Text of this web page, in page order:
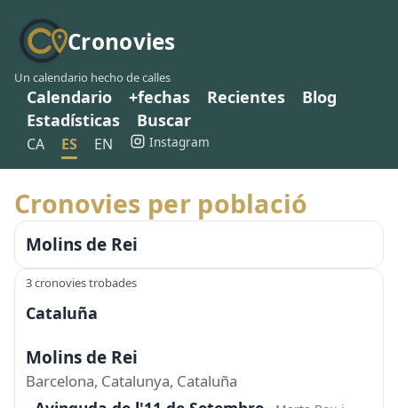
Cronovies
Un calendario hecho de calles
Calendario +fechas Recientes
Blog
Estadísticas
Buscar
CA ES EN Instagram
Cronovies per població
Molins de Rei
3 cronovies trobades
Cataluña
Molins de Rei
Barcelona, Catalunya, Cataluña